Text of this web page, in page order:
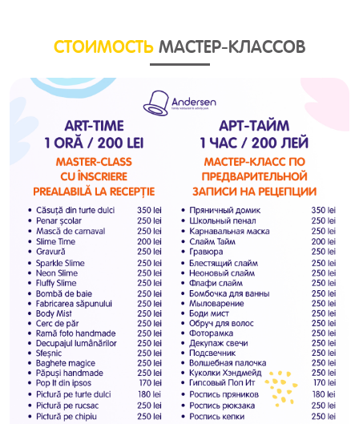
СТОИМОСТЬМАСТЕР-КЛАССОВ